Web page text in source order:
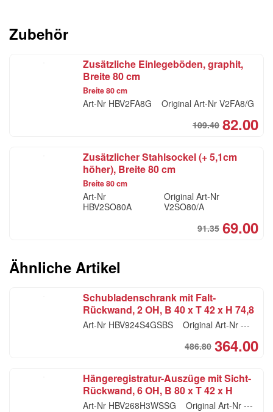
Graphit
Zubehör
Zusätzliche Einlegeböden, graphit,
Breite 80 cm
Breite 80 cm
Art-Nr HBV2FA8G Original Art-Nr V2FA8/G
109.40 82.00
Zusätzlicher Stahlsockel (+ 5,1cm
höher), Breite 80 cm
Breite 80 cm
Art-Nr
HBV2SO80A
Original Art-Nr
V2SO80/A
91.35 69.00
Ähnliche Artikel
Schubladenschrank mit Falt-
Rückwand, 2 OH, B 40 x T 42 x H 74,8
cm, graphit / silber
Art-Nr HBV924S4GSBS Original Art-Nr ---
486.80 364.00
Hängeregistratur-Auszüge mit Sicht-
Rückwand, 6 OH, B 80 x T 42 x H
215.6 cm, weiss / silber
Art-Nr HBV268H3WSSG Original Art-Nr ---